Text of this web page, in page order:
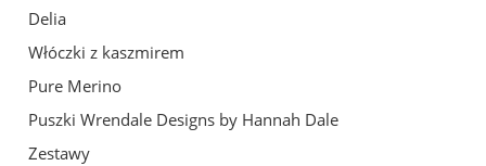
Delia
Włóczki z kaszmirem
Pure Merino
Puszki Wrendale Designs by Hannah Dale
Zestawy